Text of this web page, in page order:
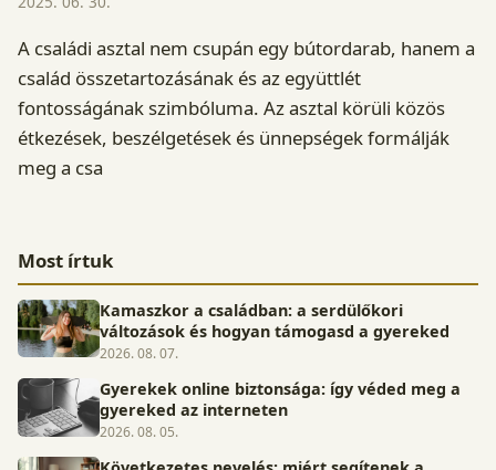
A családi asztal nem csupán egy bútordarab, hanem a
család összetartozásának és az együttlét
fontosságának szimbóluma. Az asztal körüli közös
étkezések, beszélgetések és ünnepségek formálják
meg a csa
Most írtuk
Kamaszkor a családban: a serdülőkori
változások és hogyan támogasd a gyereked
2026. 08. 07.
Gyerekek online biztonsága: így véded meg a
gyereked az interneten
2026. 08. 05.